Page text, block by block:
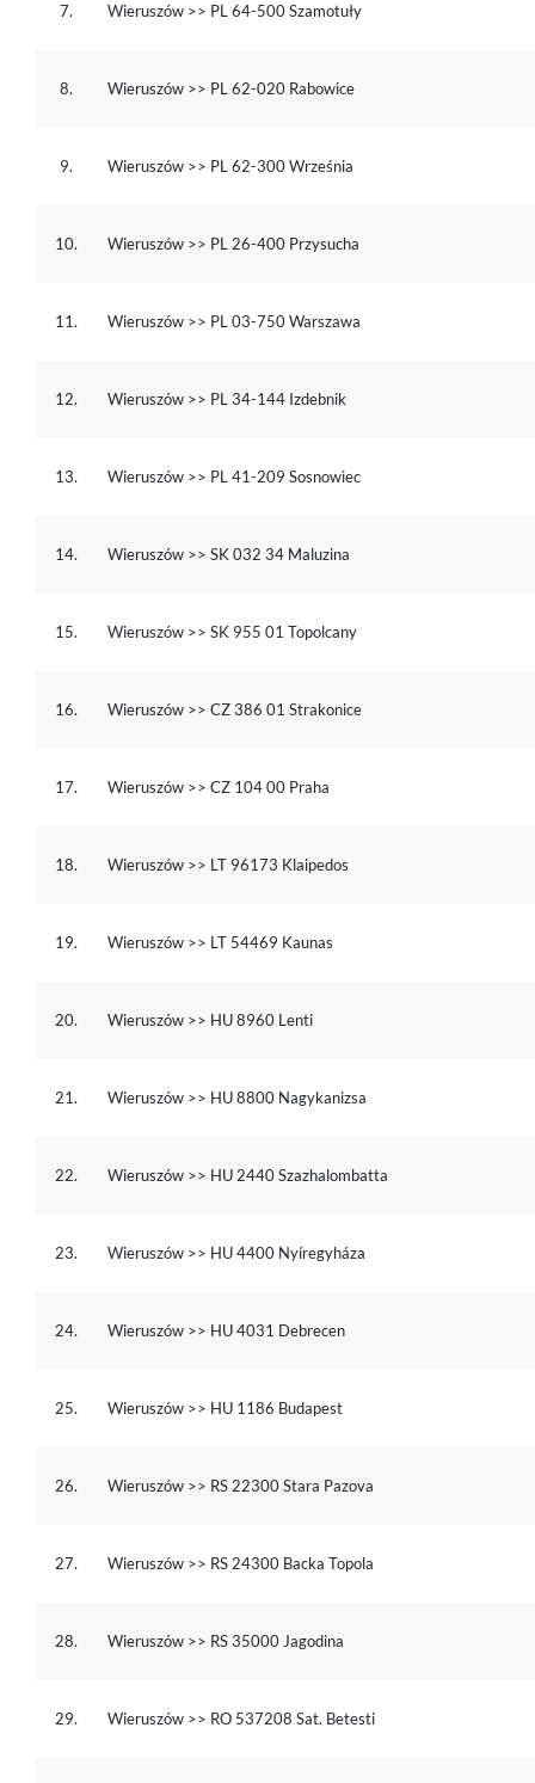
7. Wieruszów >> PL 64-500 Szamotuły
8. Wieruszów >> PL 62-020 Rabowice
9. Wieruszów >> PL 62-300 Września
10. Wieruszów >> PL 26-400 Przysucha
11. Wieruszów >> PL 03-750 Warszawa
12. Wieruszów >> PL 34-144 Izdebnik
13. Wieruszów >> PL 41-209 Sosnowiec
14. Wieruszów >> SK 032 34 Maluzina
15. Wieruszów >> SK 955 01 Topolcany
16. Wieruszów >> CZ 386 01 Strakonice
17. Wieruszów >> CZ 104 00 Praha
18. Wieruszów >> LT 96173 Klaipedos
19. Wieruszów >> LT 54469 Kaunas
20. Wieruszów >> HU 8960 Lenti
21. Wieruszów >> HU 8800 Nagykanizsa
22. Wieruszów >> HU 2440 Szazhalombatta
23. Wieruszów >> HU 4400 Nyíregyháza
24. Wieruszów >> HU 4031 Debrecen
25. Wieruszów >> HU 1186 Budapest
26. Wieruszów >> RS 22300 Stara Pazova
27. Wieruszów >> RS 24300 Backa Topola
28. Wieruszów >> RS 35000 Jagodina
29. Wieruszów >> RO 537208 Sat. Betesti